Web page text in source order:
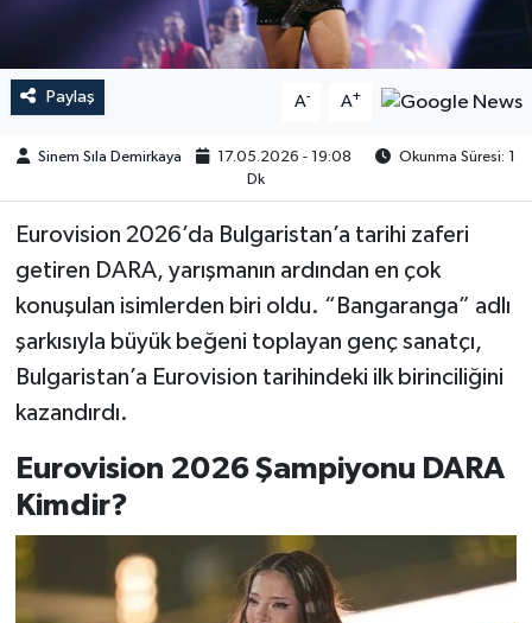
Paylaş A- A+
Sinem Sıla Demirkaya 17.05.2026 - 19:08
Okunma Süresi: 1
Dk
Eurovision 2026’da Bulgaristan’a tarihi zaferi
getiren DARA, yarışmanın ardından en çok
konuşulan isimlerden biri oldu. “Bangaranga” adlı
şarkısıyla büyük beğeni toplayan genç sanatçı,
Bulgaristan’a Eurovision tarihindeki ilk birinciliğini
kazandırdı.
Eurovision 2026 Şampiyonu DARA
Kimdir?